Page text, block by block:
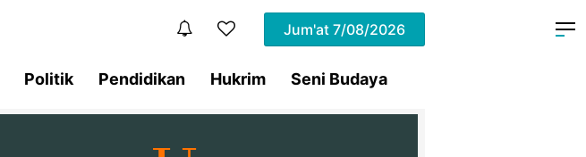
Jum'at 7/08/2026
Politik Pendidikan Hukrim Seni Budaya